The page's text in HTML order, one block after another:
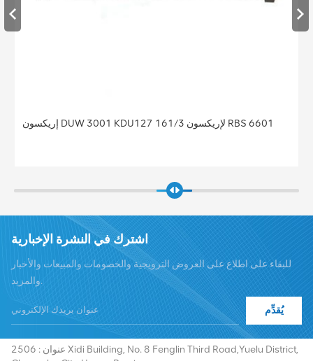
إريكسون DUW 3001 KDU127 161/3 لإريكسون RBS 6601
اشترك في النشرة الإخبارية
للبقاء على اطلاع على العروض الترويجية والخصومات والمبيعات والأخبار
والمزيد.
يُقدِّم
+8619376997331
عنوان : 2506 Xidi Building, No. 8 Fenglin Third Road,Yuelu District,